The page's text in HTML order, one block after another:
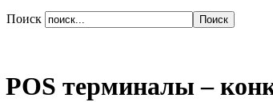
Поиск
POS терминалы –